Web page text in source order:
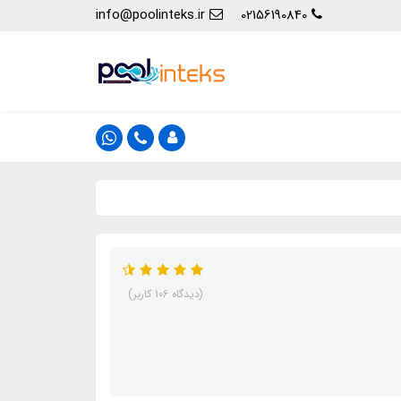
02156190840
info@poolinteks.ir
(دیدگاه 106 کاربر)